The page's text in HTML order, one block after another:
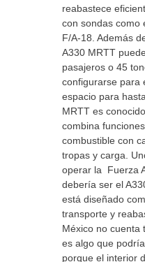
reabastece
con sondas como
F/A-18. Además
A330 MRTT
pasajeros o 45
configurarse para
espacio para
MRTT es
combina
combustible con
tropas y carga.
operar la Fuerza
debería ser el
está diseñado
transporte y
México no cuenta
es algo que
porque el interior